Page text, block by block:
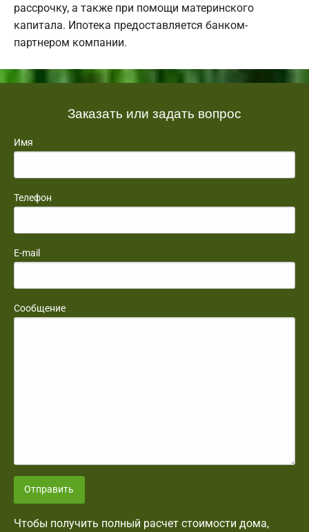
рассрочку, а также при помощи материнского
капитала. Ипотека предоставляется банком-
партнером компании.
Заказать или задать вопрос
Имя
Телефон
E-mail
Сообщение
Отправить
Чтобы получить полный расчет стоимости дома,